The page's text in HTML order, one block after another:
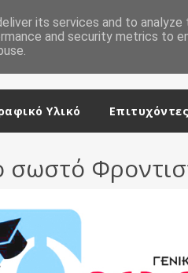
Υλικό Επιτυχόντες
σωστό
its services and to analyze
and security metrics to